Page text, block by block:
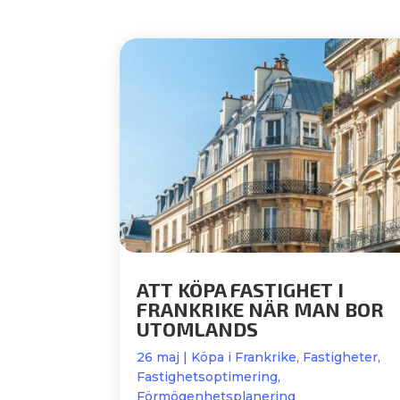
ATT KÖPA FASTIGHET I
FRANKRIKE NÄR MAN BOR
UTOMLANDS
26 maj Köpa i Frankrike, Fastigheter,
Fastighetsoptimering,